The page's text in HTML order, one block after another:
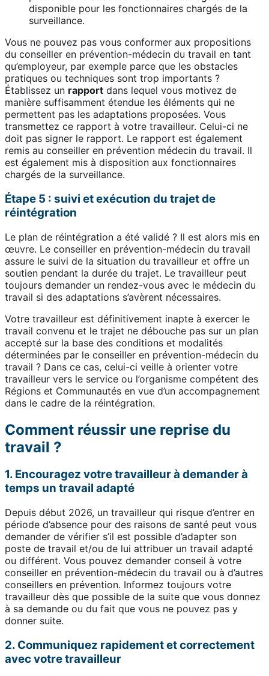
disponible pour les fonctionnaires chargés de la
surveillance.
Vous ne pouvez pas vous conformer aux propositions
du conseiller en prévention-médecin du travail en tant
qu’employeur, par exemple parce que les obstacles
pratiques ou techniques sont trop importants ?
Établissez un rapport dans lequel vous motivez de
manière suffisamment étendue les éléments qui ne
permettent pas les adaptations proposées. Vous
transmettez ce rapport à votre travailleur. Celui-ci ne
doit pas signer le rapport. Le rapport est également
remis au conseiller en prévention médecin du travail. Il
est également mis à disposition aux fonctionnaires
chargés de la surveillance.
Étape 5 : suivi et exécution du trajet de
réintégration
Le plan de réintégration a été validé ? Il est alors mis en
œuvre. Le conseiller en prévention-médecin du travail
assure le suivi de la situation du travailleur et offre un
soutien pendant la durée du trajet. Le travailleur peut
toujours demander un rendez-vous avec le médecin du
travail si des adaptations s’avèrent nécessaires.
Votre travailleur est définitivement inapte à exercer le
travail convenu et le trajet ne débouche pas sur un plan
accepté sur la base des conditions et modalités
déterminées par le conseiller en prévention-médecin du
travail ? Dans ce cas, celui-ci veille à orienter votre
travailleur vers le service ou l’organisme compétent des
Régions et Communautés en vue d’un accompagnement
dans le cadre de la réintégration.
Comment réussir une reprise du
travail ?
1. Encouragez votre travailleur à demander à
temps un travail adapté
Depuis début 2026, un travailleur qui risque d’entrer en
période d’absence pour des raisons de santé peut vous
demander de vérifier s’il est possible d’adapter son
poste de travail et/ou de lui attribuer un travail adapté
ou différent. Vous pouvez demander conseil à votre
conseiller en prévention-médecin du travail ou à d’autres
conseillers en prévention. Informez toujours votre
travailleur dès que possible de la suite que vous donnez
à sa demande ou du fait que vous ne pouvez pas y
donner suite.
2. Communiquez rapidement et correctement
avec votre travailleur